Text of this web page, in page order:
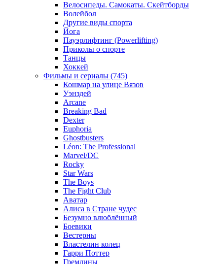
Велосипеды. Самокаты. Скейтборды
Волейбол
Другие виды спорта
Йога
Пауэрлифтинг (Powerlifting)
Приколы о спорте
Танцы
Хоккей
Фильмы и сериалы (745)
Кошмар на улице Вязов
Уэнздей
Arcane
Breaking Bad
Dexter
Euphoria
Ghostbusters
Léon: The Professional
Marvel/DC
Rocky
Star Wars
The Boys
The Fight Club
Аватар
Алиса в Стране чудес
Безумно влюблённый
Боевики
Вестерны
Властелин колец
Гарри Поттер
Гремлины